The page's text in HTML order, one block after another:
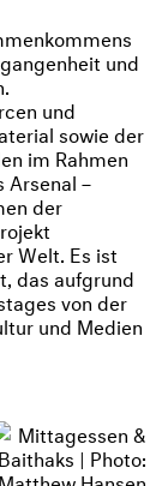
und
und
sowie der
im Rahmen
Arsenal –
der
Welt. Es ist
das aufgrund
von der
und Medien